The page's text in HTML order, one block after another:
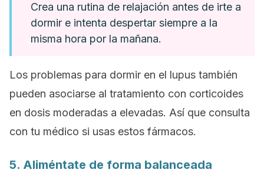
Crea una rutina de relajación antes de irte a
dormir e intenta despertar siempre a la
misma hora por la mañana.
Los problemas para dormir en el lupus también
pueden asociarse al tratamiento con corticoides
en dosis moderadas a elevadas. Así que consulta
con tu médico si usas estos fármacos.
5. Aliméntate de forma balanceada